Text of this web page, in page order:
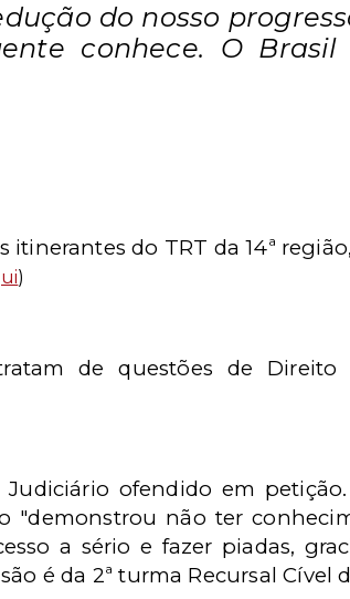
do nosso
conhece. O Brasil
do TRT da 14ª
)
de questões de Direito
ofendido em
"demonstrou não ter
a sério e fazer piadas,
é da 2ª turma Recursal Cível